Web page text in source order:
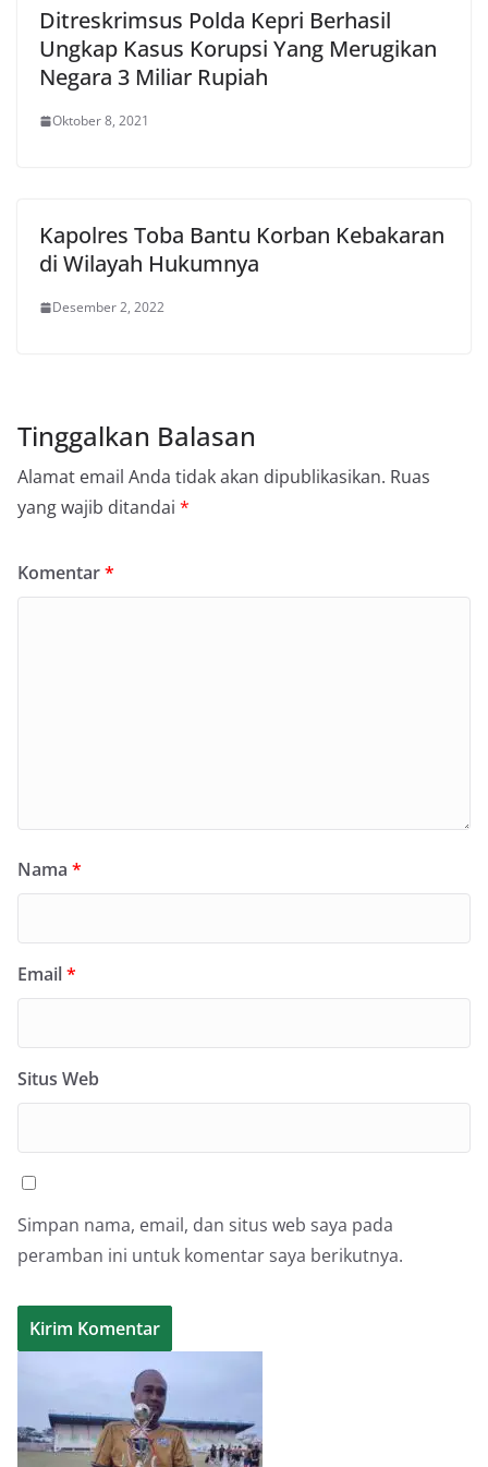
Ditreskrimsus Polda Kepri Berhasil
Ungkap Kasus Korupsi Yang Merugikan
Negara 3 Miliar Rupiah
Oktober 8, 2021
Kapolres Toba Bantu Korban Kebakaran
di Wilayah Hukumnya
Desember 2, 2022
Tinggalkan Balasan
Alamat email Anda tidak akan dipublikasikan. Ruas
yang wajib ditandai *
Komentar*
Nama *
Email*
Situs Web
Simpan nama, email, dan situs web saya pada
peramban ini untuk komentar saya berikutnya.